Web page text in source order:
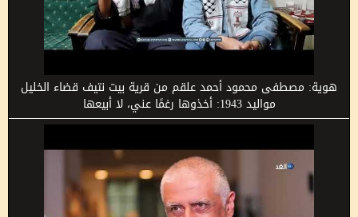
هوية: مصطفى محمود أحمد علقم من قرية بيت نتيف قضاء الخليل
مواليد 1943: أخذوها رغمًا عني، لا أبيعها